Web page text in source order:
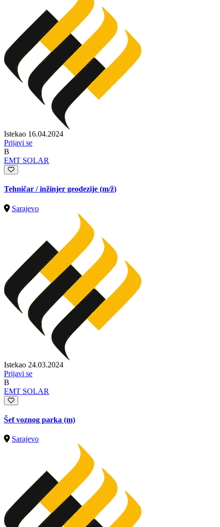
Istekao 16.04.2024
Prijavi se
B
EMT SOLAR
Tehničar / inžinjer geodezije (m/ž)
Sarajevo
Istekao 24.03.2024
Prijavi se
B
EMT SOLAR
Šef voznog parka (m)
Sarajevo